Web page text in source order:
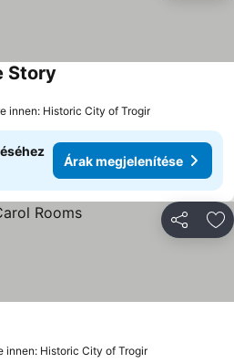
Story
innen: Historic City of Trogir
Árak megjelenítése
innen: Historic City of Trogir